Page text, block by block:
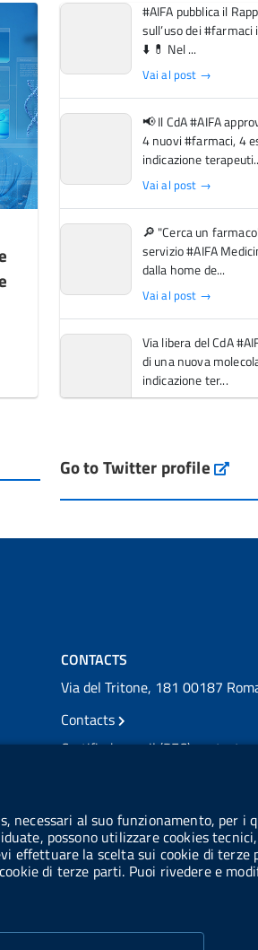
#AIFA pubblica il
sull’uso dei
⬇️ 💊 Nel ...
Vai al post →
📢 Il CdA #AIFA
4 nuovi #farmaci, 4
indicazione
Vai al post →
🔎 "Cerca un
servizio #AIFA
dalla home de...
Vai al post →
Via libera del CdA
di una nuova
indicazione ter...
per l'accesso ai
Go to Twitter profile
necessari al suo funzionamento, per
possono utilizzare cookies
effettuare la scelta sui cookie di
di terze parti. Puoi rivedere e
CONTACTS
Via del Tritone, 181 00187
Contacts
Certified e-mail (PEC) contacts
Tax code: 97345810580
IPA AIFA code: aifa_rm
IPA UCB code: UFE1TR